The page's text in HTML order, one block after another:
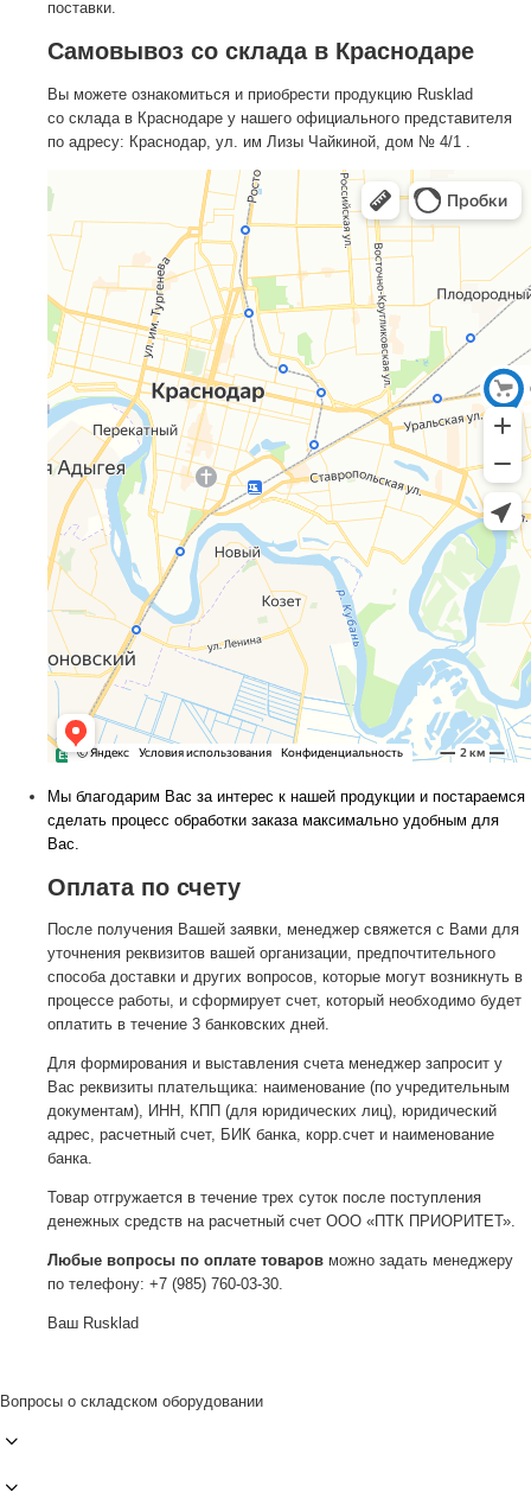
поставки.
Самовывоз со склада в Краснодаре
Вы можете ознакомиться и приобрести продукцию Rusklad
со склада в Краснодаре у нашего официального представителя
по адресу: Краснодар, ул. им Лизы Чайкиной, дом № 4/1 .
Мы благодарим Вас за интерес к нашей продукции и постараемся
сделать процесс обработки заказа максимально удобным для
Вас.
Оплата по счету
После получения Вашей заявки, менеджер свяжется с Вами для
уточнения реквизитов вашей организации, предпочтительного
способа доставки и других вопросов, которые могут возникнуть в
процессе работы, и сформирует счет, который необходимо будет
оплатить в течение 3 банковских дней.
Для формирования и выставления счета менеджер запросит у
Вас реквизиты плательщика: наименование (по учредительным
документам), ИНН, КПП (для юридических лиц), юридический
адрес, расчетный счет, БИК банка, корр.счет и наименование
банка.
Товар отгружается в течение трех суток после поступления
денежных средств на расчетный счет ООО «ПТК ПРИОРИТЕТ».
Любые вопросы по оплате товаров можно задать менеджеру
по телефону: +7 (985) 760-03-30.
Ваш Rusklad
Вопросы о складском оборудовании